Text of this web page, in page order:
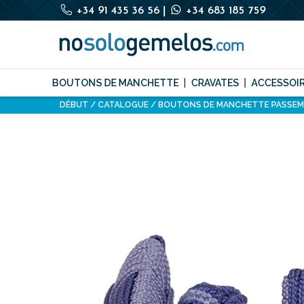
+34 91 435 36 56 +34 683 185 759
BOUTONS DE MANCHETTE CRAVATES
DÉBUT CATALOGUE BOUTONS DE MANCHETTE